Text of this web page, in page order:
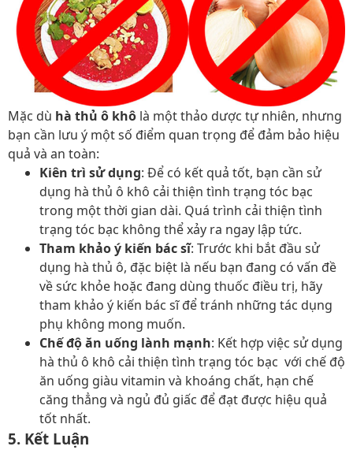
Mặc dù hà thủ ô khô là một thảo dược tự nhiên, nhưng
bạn cần lưu ý một số điểm quan trọng để đảm bảo hiệu
quả và an toàn:
Kiên trì sử dụng: Để có kết quả tốt, bạn cần sử
dụng hà thủ ô khô cải thiện tình trạng tóc bạc
trong một thời gian dài. Quá trình cải thiện tình
trạng tóc bạc không thể xảy ra ngay lập tức.
Tham khảo ý kiến bác sĩ: Trước khi bắt đầu sử
dụng hà thủ ô, đặc biệt là nếu bạn đang có vấn đề
về sức khỏe hoặc đang dùng thuốc điều trị, hãy
tham khảo ý kiến bác sĩ để tránh những tác dụng
phụ không mong muốn.
Chế độ ăn uống lành mạnh: Kết hợp việc sử dụng
hà thủ ô khô cải thiện tình trạng tóc bạc với chế độ
ăn uống giàu vitamin và khoáng chất, hạn chế
căng thẳng và ngủ đủ giấc để đạt được hiệu quả
tốt nhất.
5. Kết Luận